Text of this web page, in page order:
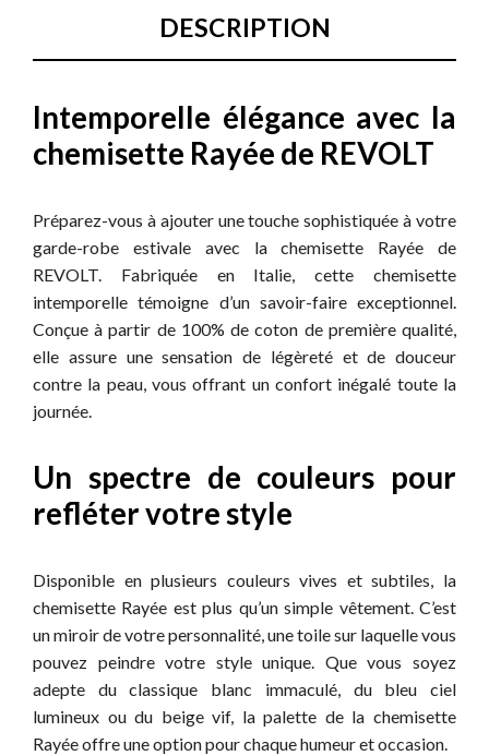
DESCRIPTION
Intemporelle élégance avec la
chemisette Rayée de REVOLT
Préparez-vous à ajouter une touche sophistiquée à votre
garde-robe estivale avec la chemisette Rayée de
REVOLT. Fabriquée en Italie, cette chemisette
intemporelle témoigne d’un savoir-faire exceptionnel.
Conçue à partir de 100% de coton de première qualité,
elle assure une sensation de légèreté et de douceur
contre la peau, vous offrant un confort inégalé toute la
journée.
Un spectre de couleurs pour
refléter votre style
Disponible en plusieurs couleurs vives et subtiles, la
chemisette Rayée est plus qu’un simple vêtement. C’est
un miroir de votre personnalité, une toile sur laquelle vous
pouvez peindre votre style unique. Que vous soyez
adepte du classique blanc immaculé, du bleu ciel
lumineux ou du beige vif, la palette de la chemisette
Rayée offre une option pour chaque humeur et occasion.